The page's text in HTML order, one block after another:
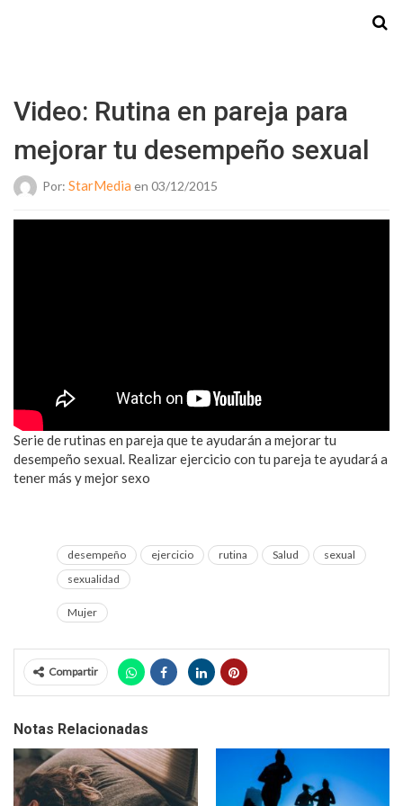
Video: Rutina en pareja para
mejorar tu desempeño sexual
Por: StarMedia en 03/12/2015
Serie de rutinas en pareja que te ayudarán a mejorar tu
desempeño sexual. Realizar ejercicio con tu pareja te ayudará a
tener más y mejor sexo
desempeño ejercicio rutina Salud
sexual
sexualidad
Mujer
Compartir
Notas Relacionadas